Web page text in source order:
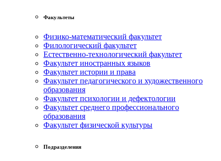
Факультеты
Физико-математический факультет
Филологический факультет
Естественно-технологический факультет
Факультет иностранных языков
Факультет истории и права
Факультет педагогического и художественного
образования
Факультет психологии и дефектологии
Факультет среднего профессионального
образования
Факультет физической культуры
Подразделения